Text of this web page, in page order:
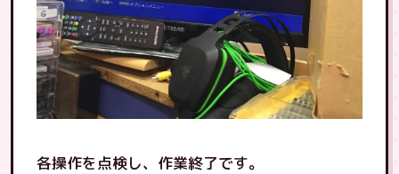
各操作を点検し、作業終了です。